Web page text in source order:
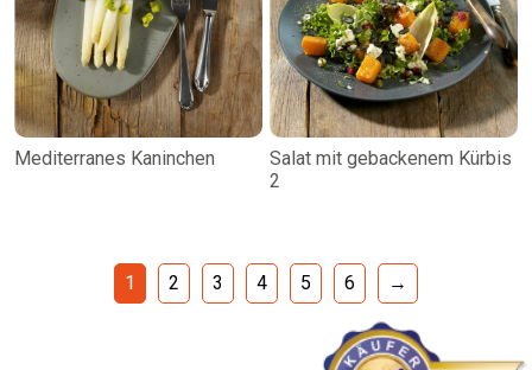
Mediterranes Kaninchen
Salat mit gebackenem Kürbis
2
1 2 3 4 5 6 →